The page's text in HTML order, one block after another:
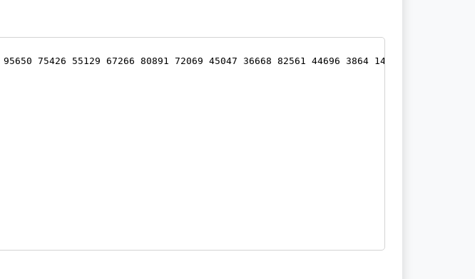
75426 55129 67266 80891 72069 45047 36668 82561 44696 3864 14216 83381